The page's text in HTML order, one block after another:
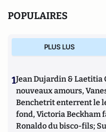
POPULAIRES
PLUS LUS
1Jean Dujardin & Laetitia
nouveaux amours,
Benchetrit enterrent le
fond, Victoria Beckham
Ronaldo du bisco-fils;